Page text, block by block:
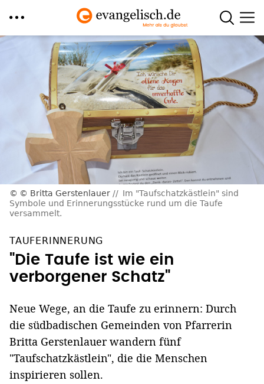
© Britta Gerstenlauer
Im "Taufschatzkästlein" sind
Symbole und Erinnerungsstücke rund um die Taufe
versammelt.
TAUFERINNERUNG
"Die Taufe ist wie ein
verborgener Schatz"
Neue Wege, an die Taufe zu erinnern: Durch
die südbadischen Gemeinden von Pfarrerin
Britta Gerstenlauer wandern fünf
"Taufschatzkästlein", die die Menschen
inspirieren sollen.